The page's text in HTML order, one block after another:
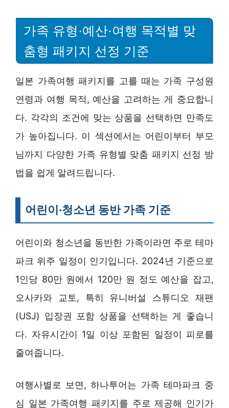
가족 유형·예산·여행 목적별 맞
춤형 패키지 선정 기준
일본 가족여행 패키지를 고를 때는 가족 구성원
연령과 여행 목적, 예산을 고려하는 게 중요합니
다. 각각의 조건에 맞는 상품을 선택하면 만족도
가 높아집니다. 이 섹션에서는 어린이부터 부모
님까지 다양한 가족 유형별 맞춤 패키지 선정 방
법을 쉽게 알려드립니다.
어린이·청소년 동반 가족 기준
어린이와 청소년을 동반한 가족이라면 주로 테마
파크 위주 일정이 인기입니다. 2024년 기준으로
1인당 80만 원에서 120만 원 정도 예산을 잡고,
오사카와 교토, 특히 유니버설 스튜디오 재팬
(USJ) 입장권 포함 상품을 선택하는 게 좋습니
다. 자유시간이 1일 이상 포함된 일정이 피로를
줄여줍니다.
여행사별로 보면, 하나투어는 가족 테마파크 중
심 일본 가족여행 패키지를 주로 제공해 인기가